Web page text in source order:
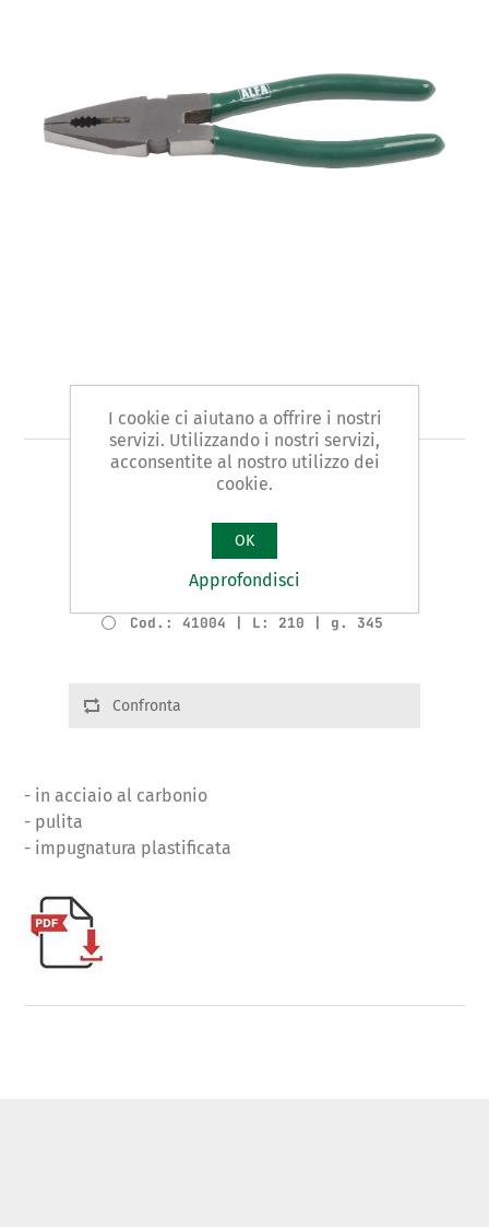
Art. 410 - pinza
TIPO UNIVERSALE
Varianti prodotto
Cod.: 41002 | L: 160 | g. 200
Cod.: 41003 | L: 190 | g. 270
Cod.: 41004 | L: 210 | g. 345
Confronta
- in acciaio al carbonio
- pulita
- impugnatura plastificata
I cookie ci aiutano a offrire i nostri
servizi. Utilizzando i nostri servizi,
acconsentite al nostro utilizzo dei
cookie.
OK
Approfondisci